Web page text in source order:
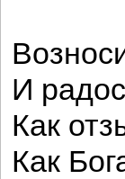
Дух
И
Как
Как